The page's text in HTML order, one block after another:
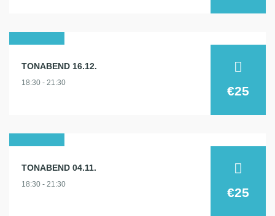
2026
TONABEND 16.12.
18:30 - 21:30
€25
2026
TONABEND 04.11.
18:30 - 21:30
€25